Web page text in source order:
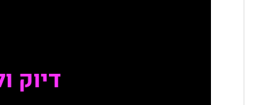
דיוק